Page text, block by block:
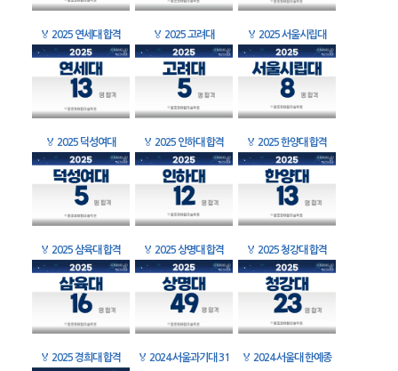
🏅 2025 연세대 합격 🏅 2025 고려대 🏅 2025 서울시립대
🏅 2025 덕성여대 🏅 2025 인하대 합격 🏅 2025 한양대 합격
🏅 2025 삼육대 합격 🏅 2025 상명대 합격 🏅 2025 청강대 합격
🏅 2025 경희대 합격 🏅 2024 서울과기대 31
🏅 2024 서울대 한예종